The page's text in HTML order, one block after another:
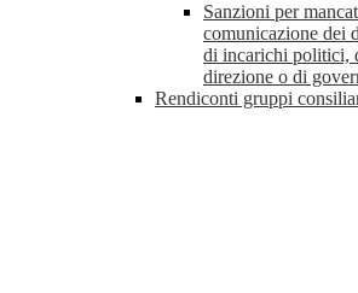
Sanzioni per
comunicazione dei
di incarichi politici,
direzione o di
Rendiconti gruppi